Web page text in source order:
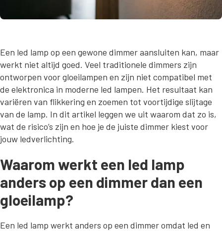
Een led lamp op een gewone dimmer aansluiten kan, maar
werkt niet altijd goed. Veel traditionele dimmers zijn
ontworpen voor gloeilampen en zijn niet compatibel met
de elektronica in moderne led lampen. Het resultaat kan
variëren van flikkering en zoemen tot voortijdige slijtage
van de lamp. In dit artikel leggen we uit waarom dat zo is,
wat de risico’s zijn en hoe je de juiste dimmer kiest voor
jouw ledverlichting.
Waarom werkt een led lamp
anders op een dimmer dan een
gloeilamp?
Een led lamp werkt anders op een dimmer omdat led en